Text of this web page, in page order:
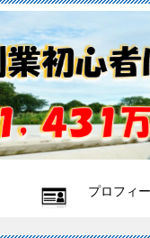
プロフィ